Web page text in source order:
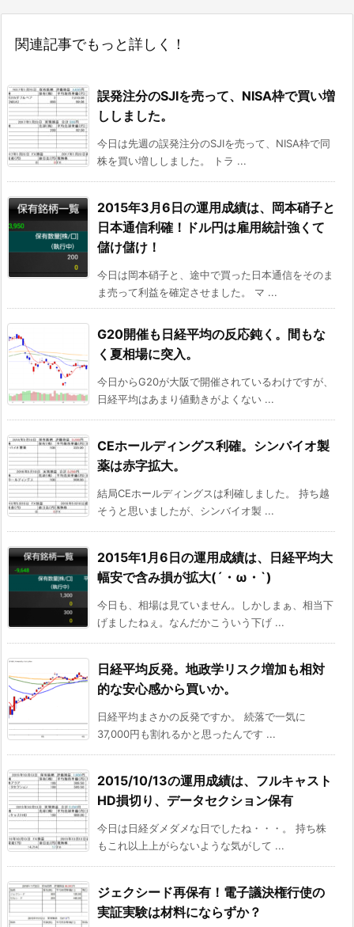
関連記事でもっと詳しく！
誤発注分のSJIを売って、NISA枠で買い増
ししました。
今日は先週の誤発注分のSJIを売って、NISA枠で同
株を買い増ししました。 トラ ...
2015年3月6日の運用成績は、岡本硝子と
日本通信利確！ドル円は雇用統計強くて
儲け儲け！
今日は岡本硝子と、途中で買った日本通信をそのま
ま売って利益を確定させました。 マ ...
G20開催も日経平均の反応鈍く。間もな
く夏相場に突入。
今日からG20が大阪で開催されているわけですが、
日経平均はあまり値動きがよくない ...
CEホールディングス利確。シンバイオ製
薬は赤字拡大。
結局CEホールディングスは利確しました。 持ち越
そうと思いましたが、シンバイオ製 ...
2015年1月6日の運用成績は、日経平均大
幅安で含み損が拡大(´・ω・`)
今日も、相場は見ていません。しかしまぁ、相当下
げましたねぇ。なんだかこういう下げ ...
日経平均反発。地政学リスク増加も相対
的な安心感から買いか。
日経平均まさかの反発ですか。 続落で一気に
37,000円も割れるかと思ったんです ...
2015/10/13の運用成績は、フルキャスト
HD損切り、データセクション保有
今日は日経ダメダメな日でしたね・・・。 持ち株
もこれ以上上がらないような気がして ...
ジェクシード再保有！電子議決権行使の
実証実験は材料にならずか？